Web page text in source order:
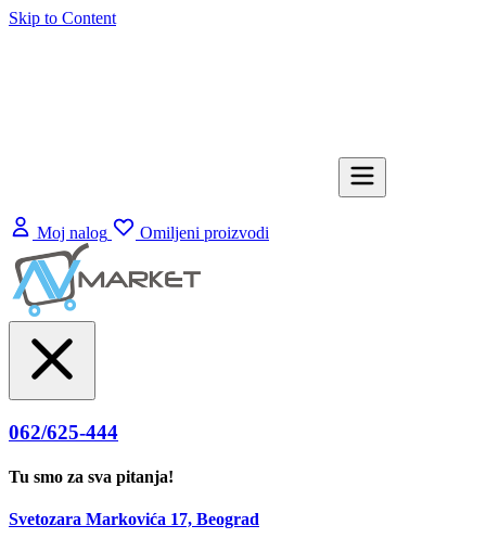
Skip to Content
Moj nalog Omiljeni proizvodi
062/625-444
Tu smo za sva pitanja!
Svetozara Markovića 17, Beograd